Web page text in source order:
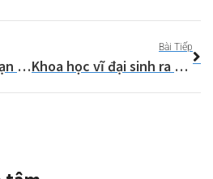
Đừng xem nhẹ vấn nạn bắt nạt và quấy rối trong môi trường học thuật
Bài Tiếp
Khoa học vĩ đại sinh ra từ những tập thể vĩ đại